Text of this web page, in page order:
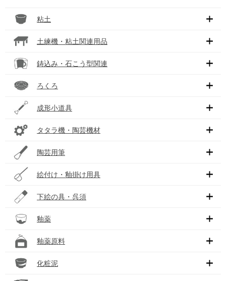
粘土
土練機・粘土関連用品
鋳込み・石こう型関連
ろくろ
成形小道具
タタラ機・陶芸機材
陶芸用筆
絵付け・釉掛け用具
下絵の具・呉須
釉薬
釉薬原料
化粧泥